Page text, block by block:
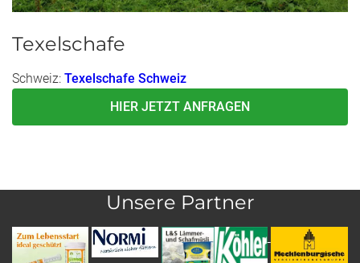
Texelschafe
Schweiz: Texelschafe Schweiz
HIER JETZT ANFRAGEN
Unsere Partner